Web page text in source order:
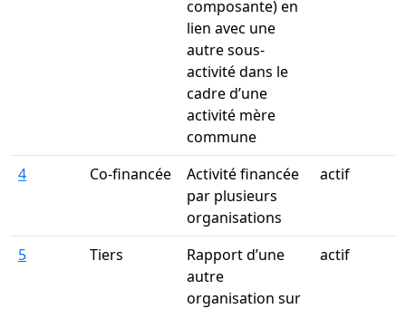
composante) en
lien avec une
autre sous-
activité dans le
cadre d’une
activité mère
commune
4 Co-financée
Activité financée
par plusieurs
organisations
actif
5 Tiers
Rapport d’une
autre
organisation sur
actif